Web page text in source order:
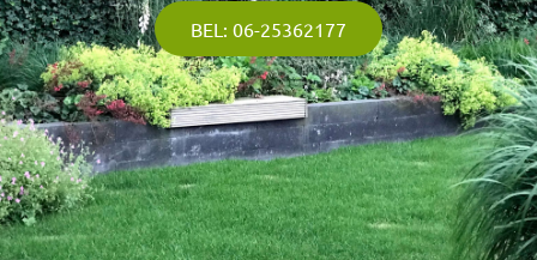
BEL: 06-25362177